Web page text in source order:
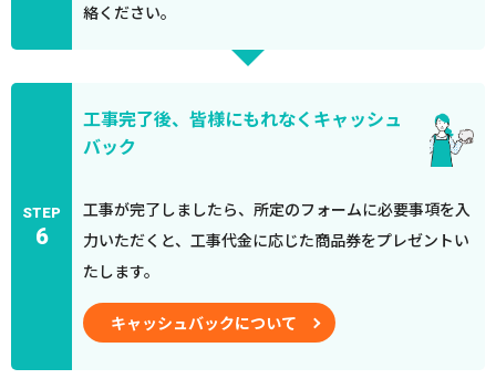
絡ください。
STEP
6
工事完了後、皆様にもれなくキャッシュ
バック
工事が完了しましたら、所定のフォームに必要事項を入
力いただくと、工事代金に応じた商品券をプレゼントい
たします。
キャッシュバックについて